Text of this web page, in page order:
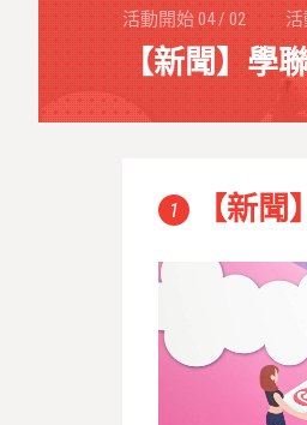
活動開始04/02 活
【新聞】學
1 【新